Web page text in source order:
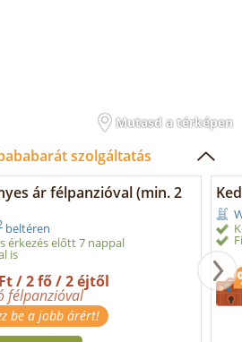
Mutasd a térképen
szolgáltatás
ár félpanzióval (min. 2
beltéren
érkezés előtt 7 nappal
is
/ 2 fő / 2 éjtől
félpanzióval
be a jobb árért!